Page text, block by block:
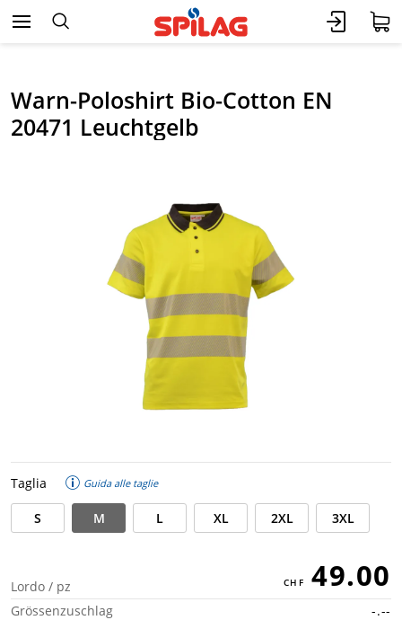
Warn-Poloshirt Bio-Cotton EN
20471 Leuchtgelb
Taglia Guida alle taglie
S M L XL 2XL 3XL
Lordo / pz 49.00
Grössenzuschlag -.--